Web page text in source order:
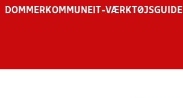
DOMMER KOMMUNE IT-VÆRKTØJSGUIDE